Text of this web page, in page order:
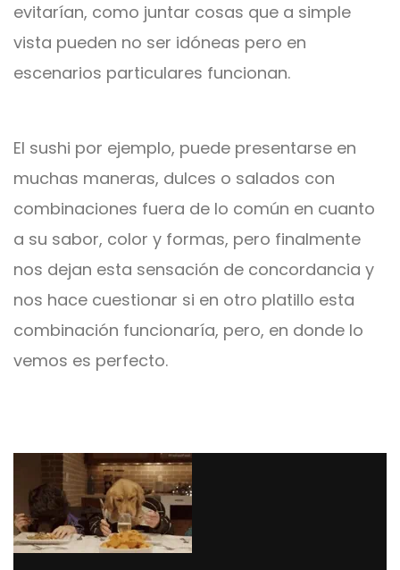
evitarían, como juntar cosas que a simple
vista pueden no ser idóneas pero en
escenarios particulares funcionan.
El sushi por ejemplo, puede presentarse en
muchas maneras, dulces o salados con
combinaciones fuera de lo común en cuanto
a su sabor, color y formas, pero finalmente
nos dejan esta sensación de concordancia y
nos hace cuestionar si en otro platillo esta
combinación funcionaría, pero, en donde lo
vemos es perfecto.